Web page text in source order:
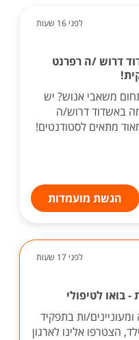
לפני 16 שעות
דרוש /ה רפרנט
משאבי אנוש? יש
באשדוד דרוש/ה
מתאים לסטודנטים!
הגשת מועמדות
לפני 17 שעות
בואו לטיפולי
ות בתפקיד
הצטרפו אלינו לארגון